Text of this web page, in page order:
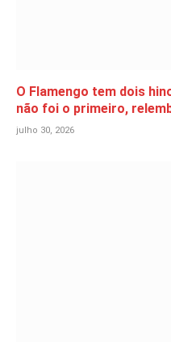
O Flamengo tem dois
não foi o primeiro,
julho 30, 2026